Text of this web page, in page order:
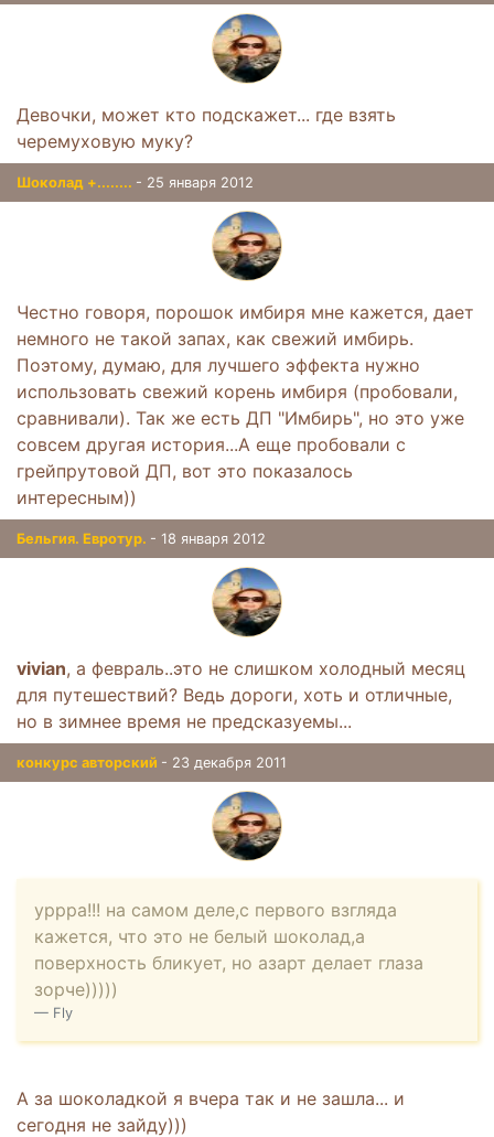
Девочки, может кто подскажет... где взять
черемуховую муку?
Шоколад +........ - 25 января 2012
Честно говоря, порошок имбиря мне кажется, дает
немного не такой запах, как свежий имбирь.
Поэтому, думаю, для лучшего эффекта нужно
использовать свежий корень имбиря (пробовали,
сравнивали). Так же есть ДП "Имбирь", но это уже
совсем другая история...А еще пробовали с
грейпрутовой ДП, вот это показалось
интересным))
Бельгия. Евротур. - 18 января 2012
vivian, а февраль..это не слишком холодный месяц
для путешествий? Ведь дороги, хоть и отличные,
но в зимнее время не предсказуемы...
конкурс авторский - 23 декабря 2011
уррра!!! на самом деле,с первого взгляда
кажется, что это не белый шоколад,а
поверхность бликует, но азарт делает глаза
зорче)))))
Fly
А за шоколадкой я вчера так и не зашла... и
сегодня не зайду)))